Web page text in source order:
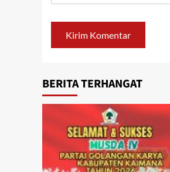
BERITA TERHANGAT